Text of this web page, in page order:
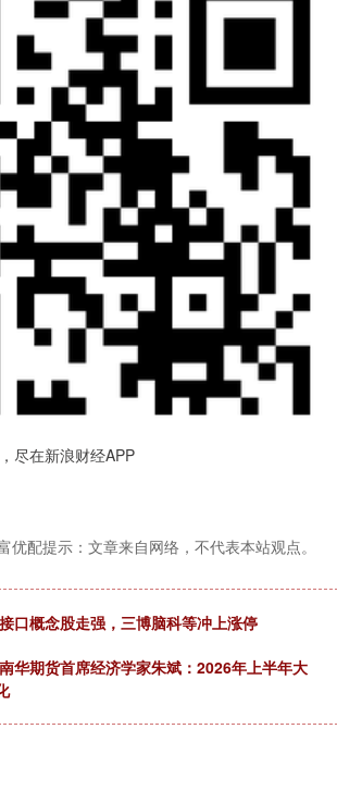
尽在新浪财经APP
优配提示：文章来自网络，不代表本站观点。
口概念股走强，三博脑科等冲上涨停
华期货首席经济学家朱斌：2026年上半年大